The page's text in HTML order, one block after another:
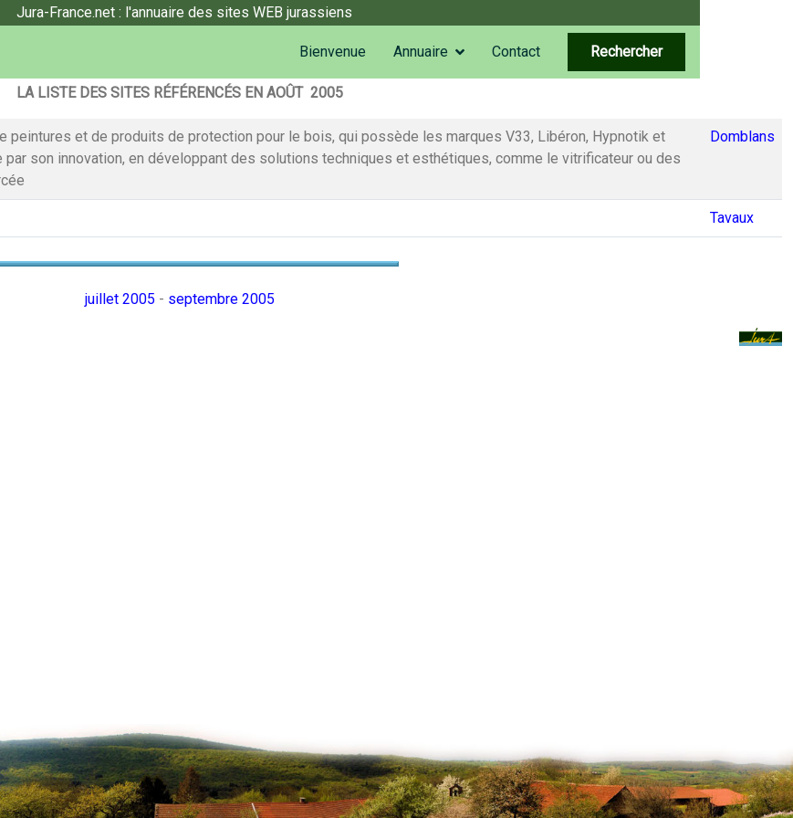
Jura-France.net : l'annuaire des sites WEB jurassiens
Bienvenue Annuaire Contact Rechercher
LA LISTE DES SITES RÉFÉRENCÉS EN AOÛT 2005
peintures et de produits de protection pour le bois, qui possède les marques V33, Libéron, Hypnotik et
son innovation, en développant des solutions techniques et esthétiques, comme le vitrificateur ou des
Domblans
Tavaux
juillet 2005 - septembre 2005